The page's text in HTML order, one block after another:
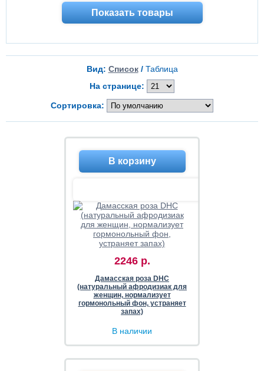
Показать товары
Вид: Список /Таблица
На странице:
Сортировка:
2246 р.
Дамасская роза DHC
(натуральный афродизиак для
женщин, нормализует
гормонольный фон, устраняет
запах)
В наличии